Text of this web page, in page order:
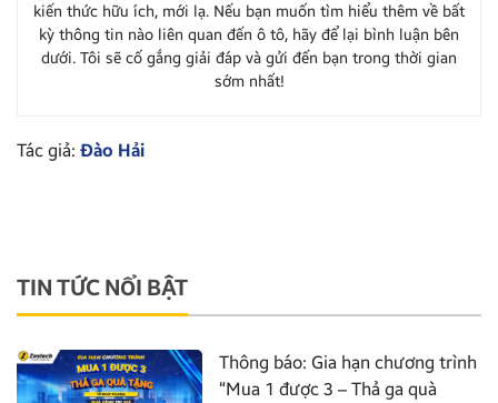
kiến thức hữu ích, mới lạ. Nếu bạn muốn tìm hiểu thêm về bất
kỳ thông tin nào liên quan đến ô tô, hãy để lại bình luận bên
dưới. Tôi sẽ cố gắng giải đáp và gửi đến bạn trong thời gian
sớm nhất!
Tác giả: Đào Hải
TIN TỨC NỔI BẬT
Thông báo: Gia hạn chương trình
“Mua 1 được 3 – Thả ga quà